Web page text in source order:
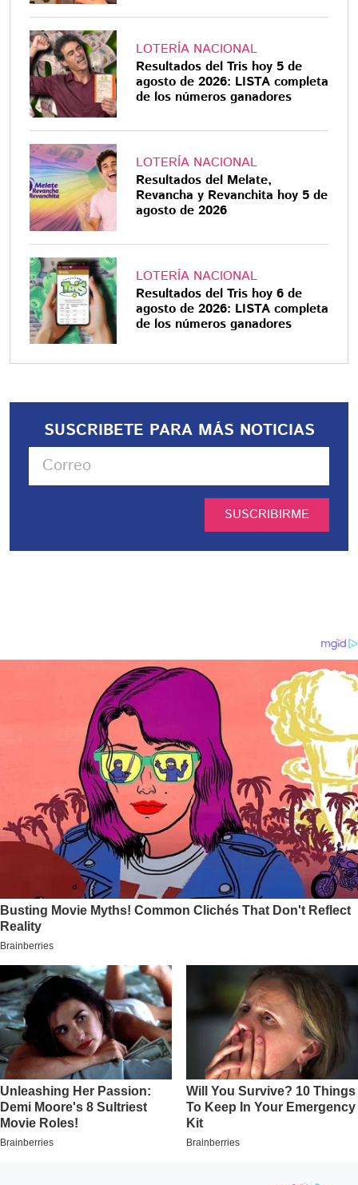
LOTERÍA NACIONAL
Resultados del Tris hoy 5 de
agosto de 2026: LISTA completa
de los números ganadores
LOTERÍA NACIONAL
Resultados del Melate,
Revancha y Revanchita hoy 5 de
agosto de 2026
LOTERÍA NACIONAL
Resultados del Tris hoy 6 de
agosto de 2026: LISTA completa
de los números ganadores
SUSCRIBETE PARA MÁS NOTICIAS
SUSCRIBIRME